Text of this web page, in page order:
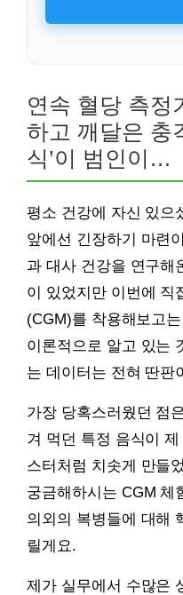
연속 혈당 측정
하고 깨달은 충
식’이 범인이…
평소 건강에 자신 있으
앞에선 긴장하기 마련
과 대사 건강을 연구해
이 있었지만 이번에 직
(CGM)를 착용해보고
이론적으로 알고 있는
는 데이터는 전혀 딴판
가장 당혹스러웠던 점
겨 먹던 특정 음식이
스터처럼 치솟게 만들
궁금해하시는 CGM 체
의외의 복병들에 대해
릴게요.
제가 실무에서 수많은